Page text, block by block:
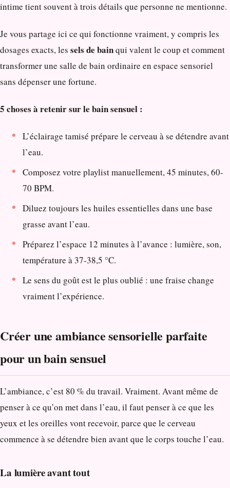
intime tient souvent à trois détails que personne ne mentionne.
Je vous partage ici ce qui fonctionne vraiment, y compris les
dosages exacts, les sels de bainqui valent le coup et comment
transformer une salle de bain ordinaire en espace sensoriel
sans dépenser une fortune.
5 choses à retenir sur le bain sensuel :
L’éclairage tamisé prépare le cerveau à se détendre avant
l’eau.
Composez votre playlist manuellement, 45 minutes, 60-
70 BPM.
Diluez toujours les huiles essentielles dans une base
grasse avant l’eau.
Préparez l’espace 12 minutes à l’avance : lumière, son,
température à 37-38,5 °C.
Le sens du goût est le plus oublié : une fraise change
vraiment l’expérience.
Créer une ambiance sensorielle parfaite
pour un bain sensuel
L’ambiance, c’est 80 % du travail. Vraiment. Avant même de
penser à ce qu’on met dans l’eau, il faut penser à ce que les
yeux et les oreilles vont recevoir, parce que le cerveau
commence à se détendre bien avant que le corps touche l’eau.
La lumière avant tout